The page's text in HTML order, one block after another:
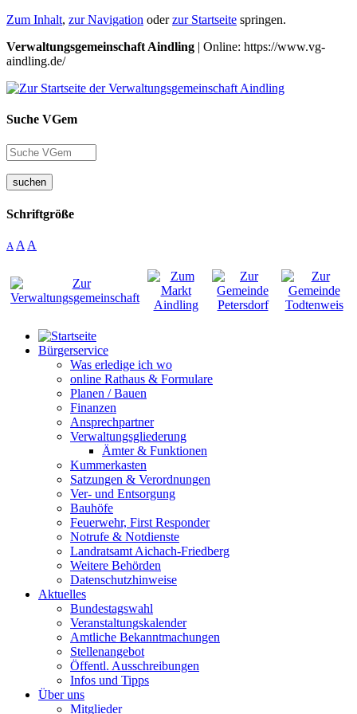
Zum Inhalt, zur Navigation oderzur Startseite springen.
Verwaltungsgemeinschaft Aindling | Online: https://www.vg-
aindling.de/
Suche VGem
suchen
Schriftgröße
A A A
Bürgerservice
Was erledige ich wo
online Rathaus & Formulare
Planen / Bauen
Finanzen
Ansprechpartner
Verwaltungsgliederung
Ämter & Funktionen
Kummerkasten
Satzungen & Verordnungen
Ver- und Entsorgung
Bauhöfe
Feuerwehr, First Responder
Notrufe & Notdienste
Landratsamt Aichach-Friedberg
Weitere Behörden
Datenschutzhinweise
Aktuelles
Bundestagswahl
Veranstaltungskalender
Amtliche Bekanntmachungen
Stellenangebot
Öffentl. Ausschreibungen
Infos und Tipps
Über uns
Mitglieder